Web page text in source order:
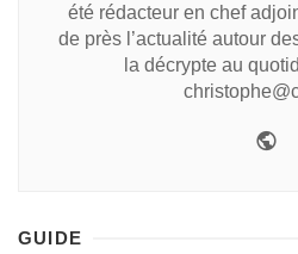
été rédacteur en chef
de près l’actualité autour
la décrypte au
GUIDE